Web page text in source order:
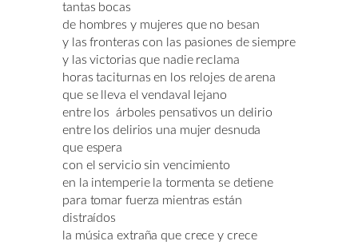
tantas bocas
de hombres y mujeres que no besan
y las fronteras con las pasiones de siempre
y las victorias que nadie reclama
horas taciturnas en los relojes de arena
que se lleva el vendaval lejano
entre los árboles pensativos un delirio
entre los delirios una mujer desnuda
que espera
con el servicio sin vencimiento
en la intemperie la tormenta se detiene
para tomar fuerza mientras están
distraídos
la música extraña que crece y crece